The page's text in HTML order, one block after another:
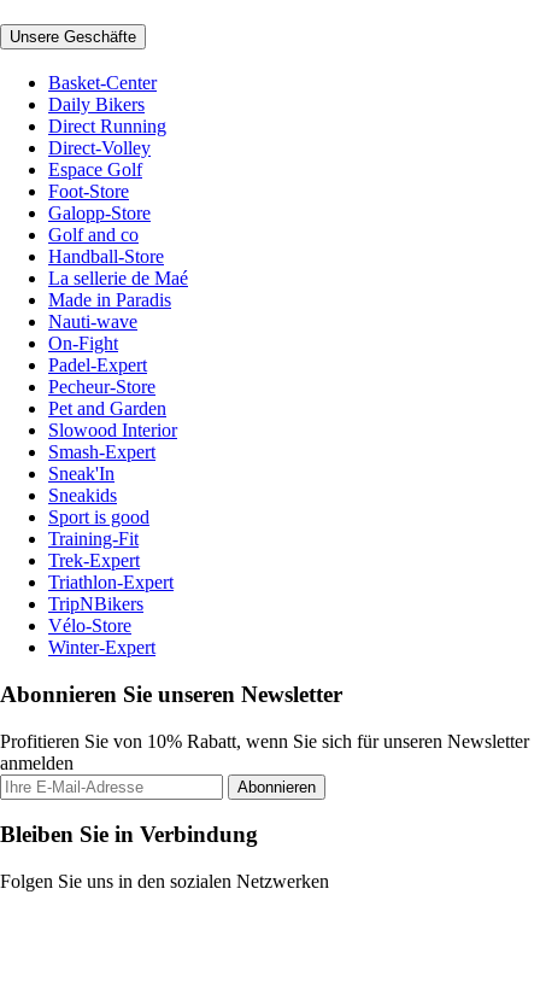
Unsere Geschäfte
Basket-Center
Daily Bikers
Direct Running
Direct-Volley
Espace Golf
Foot-Store
Galopp-Store
Golf and co
Handball-Store
La sellerie de Maé
Made in Paradis
Nauti-wave
On-Fight
Padel-Expert
Pecheur-Store
Pet and Garden
Slowood Interior
Smash-Expert
Sneak'In
Sneakids
Sport is good
Training-Fit
Trek-Expert
Triathlon-Expert
TripNBikers
Vélo-Store
Winter-Expert
Abonnieren Sie unseren Newsletter
Profitieren Sie von 10% Rabatt, wenn Sie sich für unseren Newsletter
anmelden
Abonnieren
Bleiben Sie in Verbindung
Folgen Sie uns in den sozialen Netzwerken